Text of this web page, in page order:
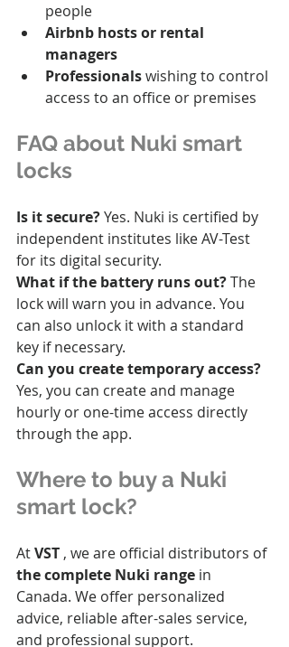
people
Airbnb hosts or rental
managers
Professionals wishing to control
access to an office or premises
FAQ about Nuki smart
locks
Is it secure? Yes. Nuki is certified by
independent institutes like AV-Test
for its digital security.
What if the battery runs out? The
lock will warn you in advance. You
can also unlock it with a standard
key if necessary.
Can you create temporary access?
Yes, you can create and manage
hourly or one-time access directly
through the app.
Where to buy a Nuki
smart lock?
At VST , we are official distributors of
the complete Nuki range in
Canada. We offer personalized
advice, reliable after-sales service,
and professional support.